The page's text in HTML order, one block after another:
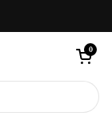
カートを
0